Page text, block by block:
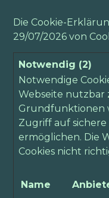
Die Cookie-
29/07/2026 von
Notwendig (2)
Notwendige
Webseite nutzbar
Grundfunktionen
Zugriff auf
ermöglichen. Die
Cookies nicht
Name